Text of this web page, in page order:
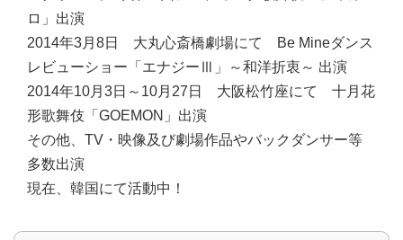
ロ」出演
2014年3月8日 大丸心斎橋劇場にて Be Mineダンス
レビューショー「エナジーⅢ」～和洋折衷～ 出演
2014年10月3日～10月27日 大阪松竹座にて 十月花
形歌舞伎「GOEMON」出演
その他、TV・映像及び劇場作品やバックダンサー等
多数出演
現在、韓国にて活動中！